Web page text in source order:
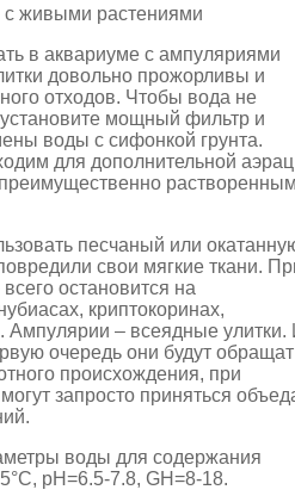
живыми растениями
в аквариуме с ампуляриями
довольно прожорливы и
отходов. Чтобы вода не
мощный фильтр и
воды с сифонкой грунта.
для дополнительной
песчаный или
свои мягкие ткани.
остановится на
криптокоринах,
Ампулярии – всеядные улитки.
очередь они будут
происхождения, при
запросто приняться
воды для содержания
рН=6.5-7.8, GH=8-18.